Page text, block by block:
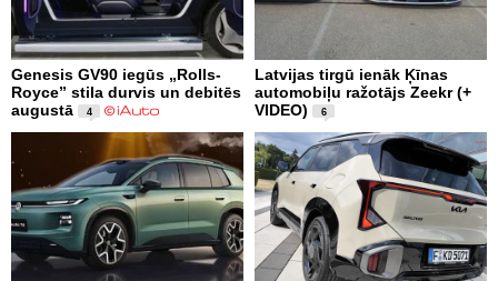
Genesis GV90 iegūs „Rolls-
Royce” stila durvis un debitēs
augustā
4
Latvijas tirgū ienāk Ķīnas
automobiļu ražotājs Zeekr (+
VIDEO)
6